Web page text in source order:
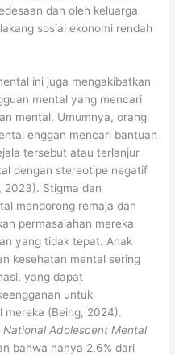
dan oleh keluarga
sosial ekonomi rendah
ini juga mengakibatkan
mental yang mencari
mental. Umumnya, orang
enggan mencari bantuan
tersebut atau terlanjur
dengan stereotipe negatif
2023). Stigma dan
mendorong remaja dan
permasalahan mereka
yang tidak tepat. Anak
kesehatan mental sering
yang dapat
untuk
mereka (Being, 2024).
National Adolescent Mental
bahwa hanya 2,6% dari